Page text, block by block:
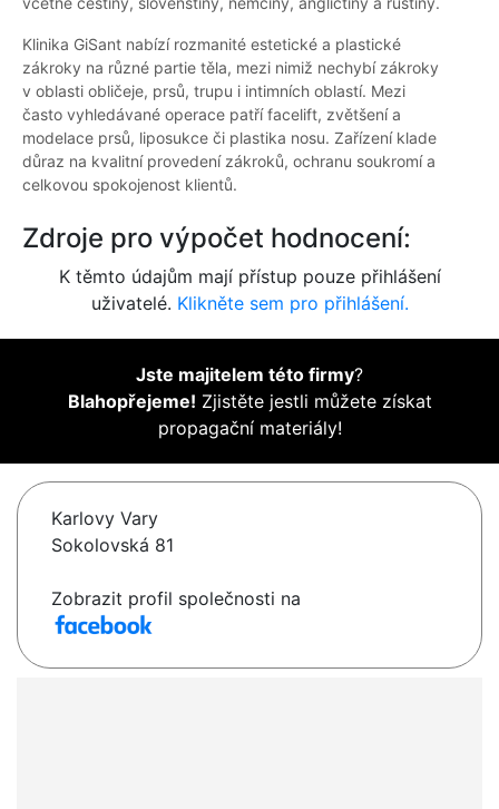
Klinika GiSant nabízí rozmanité estetické a plastické
zákroky na různé partie těla, mezi nimiž nechybí zákroky
v oblasti obličeje, prsů, trupu i intimních oblastí. Mezi
často vyhledávané operace patří facelift, zvětšení a
modelace prsů, liposukce či plastika nosu. Zařízení klade
důraz na kvalitní provedení zákroků, ochranu soukromí a
celkovou spokojenost klientů.
Zdroje pro výpočet hodnocení:
K těmto údajům mají přístup pouze přihlášení
uživatelé. Klikněte sem pro přihlášení.
Jste majitelem této firmy?
Blahopřejeme! Zjistěte jestli můžete získat
propagační materiály!
Karlovy Vary
Sokolovská 81
Zobrazit profil společnosti na